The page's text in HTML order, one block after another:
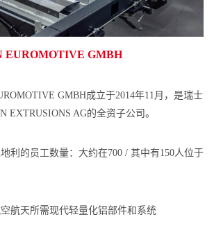
EUROMOTIVE GMBH
GMBH成立于2014年11月，是瑞士
EXTRUSIONS AG的全资子公司。
利的员工数量：大约在700 / 其中有150人位于
航天所需现代轻量化铝部件和系统